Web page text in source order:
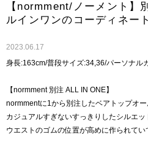
【normment/ノーメント
ルインワンのコーディネー
2023.06.17
身長:163cm/普段サイズ:34,36/パーソナル
【normment 別注 ALL IN ONE】
normmentに1から別注したベアトップオー
カジュアルすぎないすっきりしたシルエッ
ウエストのゴムの位置が高めに作られてい